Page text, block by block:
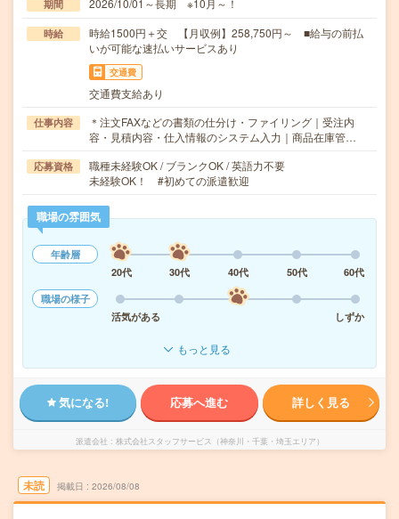
期間 2026/10/01～長期 ※10月～！
時給
時給1500円＋交 【月収例】258,750円～ ■給与の前払
いが可能な速払いサービスあり
交通費
交通費支給あり
仕事内容
＊注文FAXなどの書類の仕分け・ファイリング｜受注内
容・見積内容・仕入情報のシステム入力｜商品在庫管…
応募資格
職種未経験OK / ブランクOK / 英語力不要
未経験OK！ #初めての派遣歓迎
職場の雰囲気
年齢層
20代
30代 40代 50代
60代
職場の様子
活気がある
しずか
もっと見る
気になる! 応募へ進む 詳しく見る
派遣会社 株式会社スタッフサービス（神奈川・千葉・埼玉エリア）
未読 掲載日 2026/08/08